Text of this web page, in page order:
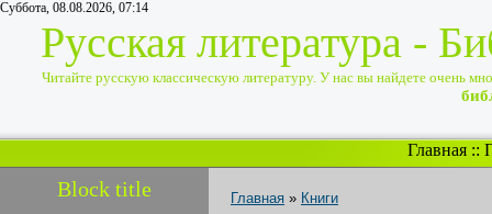
Суббота, 08.08.2026, 07:14
Русская литература -
Читайте русскую классическую литературу. У нас вы найдете очень
Главная ::
Block title Главная » Книги